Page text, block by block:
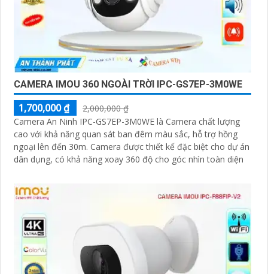
CAMERA IMOU 360 NGOÀI TRỜI IPC-GS7EP-3M0WE
1,700,000 ₫
2,000,000 ₫
Camera An Ninh IPC-GS7EP-3M0WE là Camera chất lượng
cao với khả năng quan sát ban đêm màu sắc, hỗ trợ hồng
ngoại lên đến 30m. Camera được thiết kế đặc biệt cho dự án
dân dụng, có khả năng xoay 360 độ cho góc nhìn toàn diện